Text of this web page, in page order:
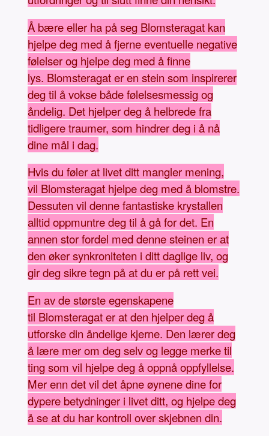
Å bære eller ha på seg Blomsteragat kan
hjelpe deg med å fjerne eventuelle negative
følelser og hjelpe deg med å finne
lys. Blomsteragat er en stein som inspirerer
deg til å vokse både følelsesmessig og
åndelig. Det hjelper deg å helbrede fra
tidligere traumer, som hindrer deg i å nå
dine mål i dag.
Hvis du føler at livet ditt mangler mening,
vil Blomsteragat hjelpe deg med å blomstre.
Dessuten vil denne fantastiske krystallen
alltid oppmuntre deg til å gå for det. En
annen stor fordel med denne steinen er at
den øker synkroniteten i ditt daglige liv, og
gir deg sikre tegn på at du er på rett vei.
En av de største egenskapene
til Blomsteragat er at den hjelper deg å
utforske din åndelige kjerne. Den lærer deg
å lære mer om deg selv og legge merke til
ting som vil hjelpe deg å oppnå oppfyllelse.
Mer enn det vil det åpne øynene dine for
dypere betydninger i livet ditt, og hjelpe deg
å se at du har kontroll over skjebnen din.